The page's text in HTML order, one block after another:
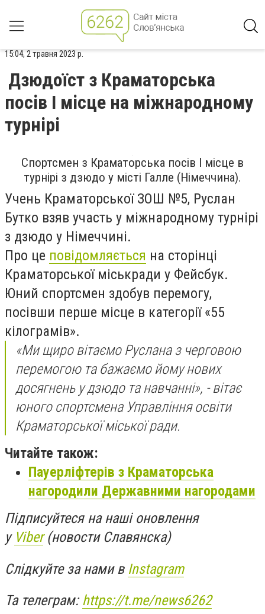
15:04, 2 травня 2023 р.
Дзюдоїст з Краматорська
посів І місце на міжнародному
турнірі
Спортсмен з Краматорська посів І місце в
турнірі з дзюдо у місті Галле (Німеччина).
Учень Краматорської ЗОШ №5, Руслан
Бутко взяв участь у міжнародному турнірі
з дзюдо у Німеччині.
Про це повідомляється на сторінці
Краматорської міськради у Фейсбук.
Юний спортсмен здобув перемогу,
посівши перше місце в категорії «55
кілограмів».
«Ми щиро вітаємо Руслана з черговою
перемогою та бажаємо йому нових
досягнень у дзюдо та навчанні», - вітає
юного спортсмена Управління освіти
Краматорської міської ради.
Читайте також:
Пауерліфтерів з Краматорська
нагородили Державними нагородами
Підписуйтеся на наші оновлення
у Viber(новости Славянска)
Слідкуйте за нами в Instagram
Та телеграм:https://t.me/news6262